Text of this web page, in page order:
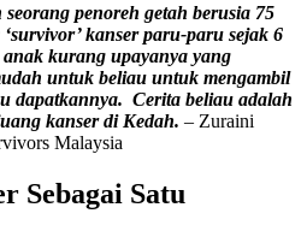
penoreh getah berusia 75
kanser paru-paru sejak 6
kurang upayanya yang
untuk beliau untuk mengambil
dapatkannya. Cerita beliau adalah
kanser di Kedah. – Zuraini
Malaysia
Sebagai Satu